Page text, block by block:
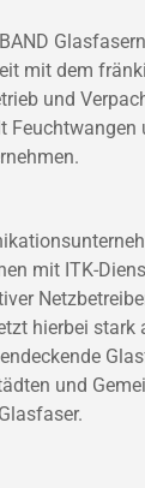
mit dem
und
mit ITK-
hierbei
und